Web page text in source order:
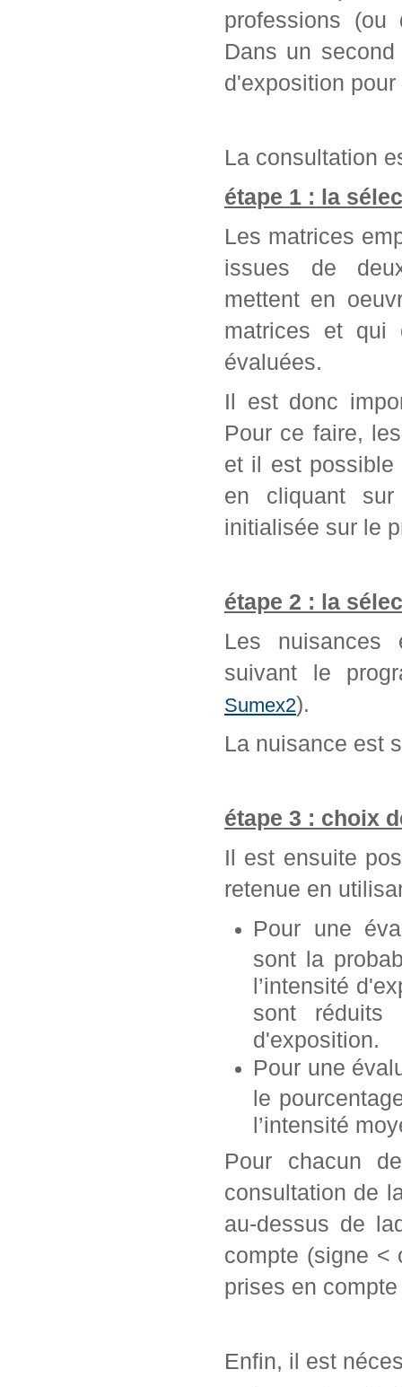
professions (ou
Dans un
d'exposition
La consultation
étape 1 : la
Les matrices
issues de
mettent en
matrices et qui
évaluées.
Il est donc
Pour ce faire,
et il est possible
en cliquant
initialisée sur le
étape 2 : la
Les nuisances
suivant le
Sumex2).
La nuisance est
étape 3 : choix
Il est ensuite
retenue en
Pour une
sont la
l’intensité
sont réduits
d'exposition.
Pour une
le
l’intensité
Pour chacun
consultation de
au-dessus de
compte (signe <
prises en
Enfin, il est